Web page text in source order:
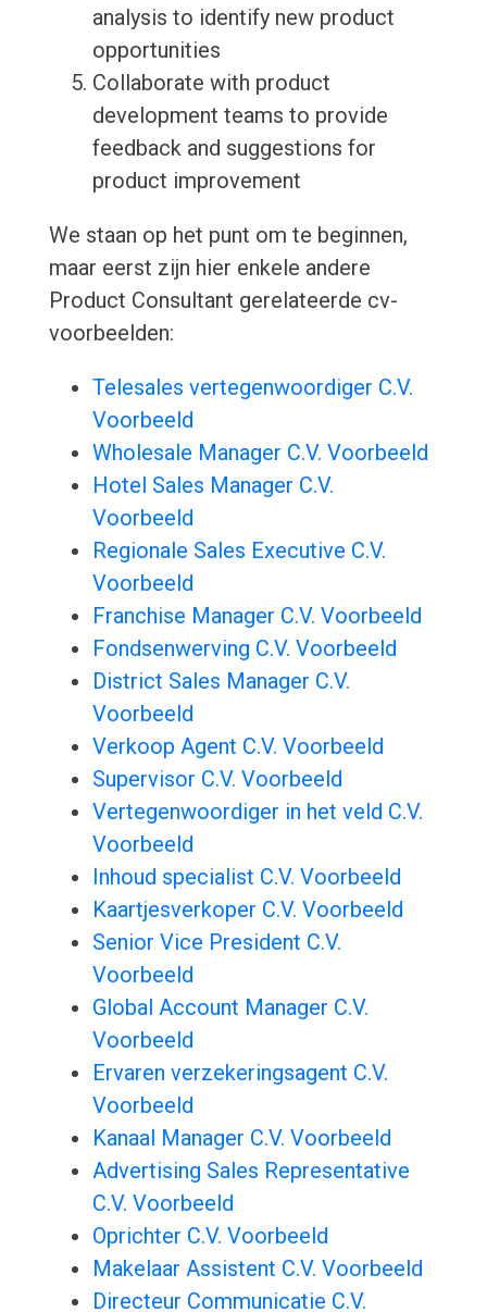
analysis to identify new product
opportunities
Collaborate with product
development teams to provide
feedback and suggestions for
product improvement
We staan op het punt om te beginnen,
maar eerst zijn hier enkele andere
Product Consultant gerelateerde cv-
voorbeelden:
Telesales vertegenwoordiger C.V.
Voorbeeld
Wholesale Manager C.V. Voorbeeld
Hotel Sales Manager C.V.
Voorbeeld
Regionale Sales Executive C.V.
Voorbeeld
Franchise Manager C.V. Voorbeeld
Fondsenwerving C.V. Voorbeeld
District Sales Manager C.V.
Voorbeeld
Verkoop Agent C.V. Voorbeeld
Supervisor C.V. Voorbeeld
Vertegenwoordiger in het veld C.V.
Voorbeeld
Inhoud specialist C.V. Voorbeeld
Kaartjesverkoper C.V. Voorbeeld
Senior Vice President C.V.
Voorbeeld
Global Account Manager C.V.
Voorbeeld
Ervaren verzekeringsagent C.V.
Voorbeeld
Kanaal Manager C.V. Voorbeeld
Advertising Sales Representative
C.V. Voorbeeld
Oprichter C.V. Voorbeeld
Makelaar Assistent C.V. Voorbeeld
Directeur Communicatie C.V.